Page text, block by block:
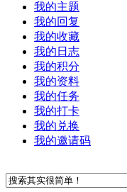
我的主题
我的回复
我的收藏
我的日志
我的积分
我的资料
我的任务
我的打卡
我的兑换
我的邀请码